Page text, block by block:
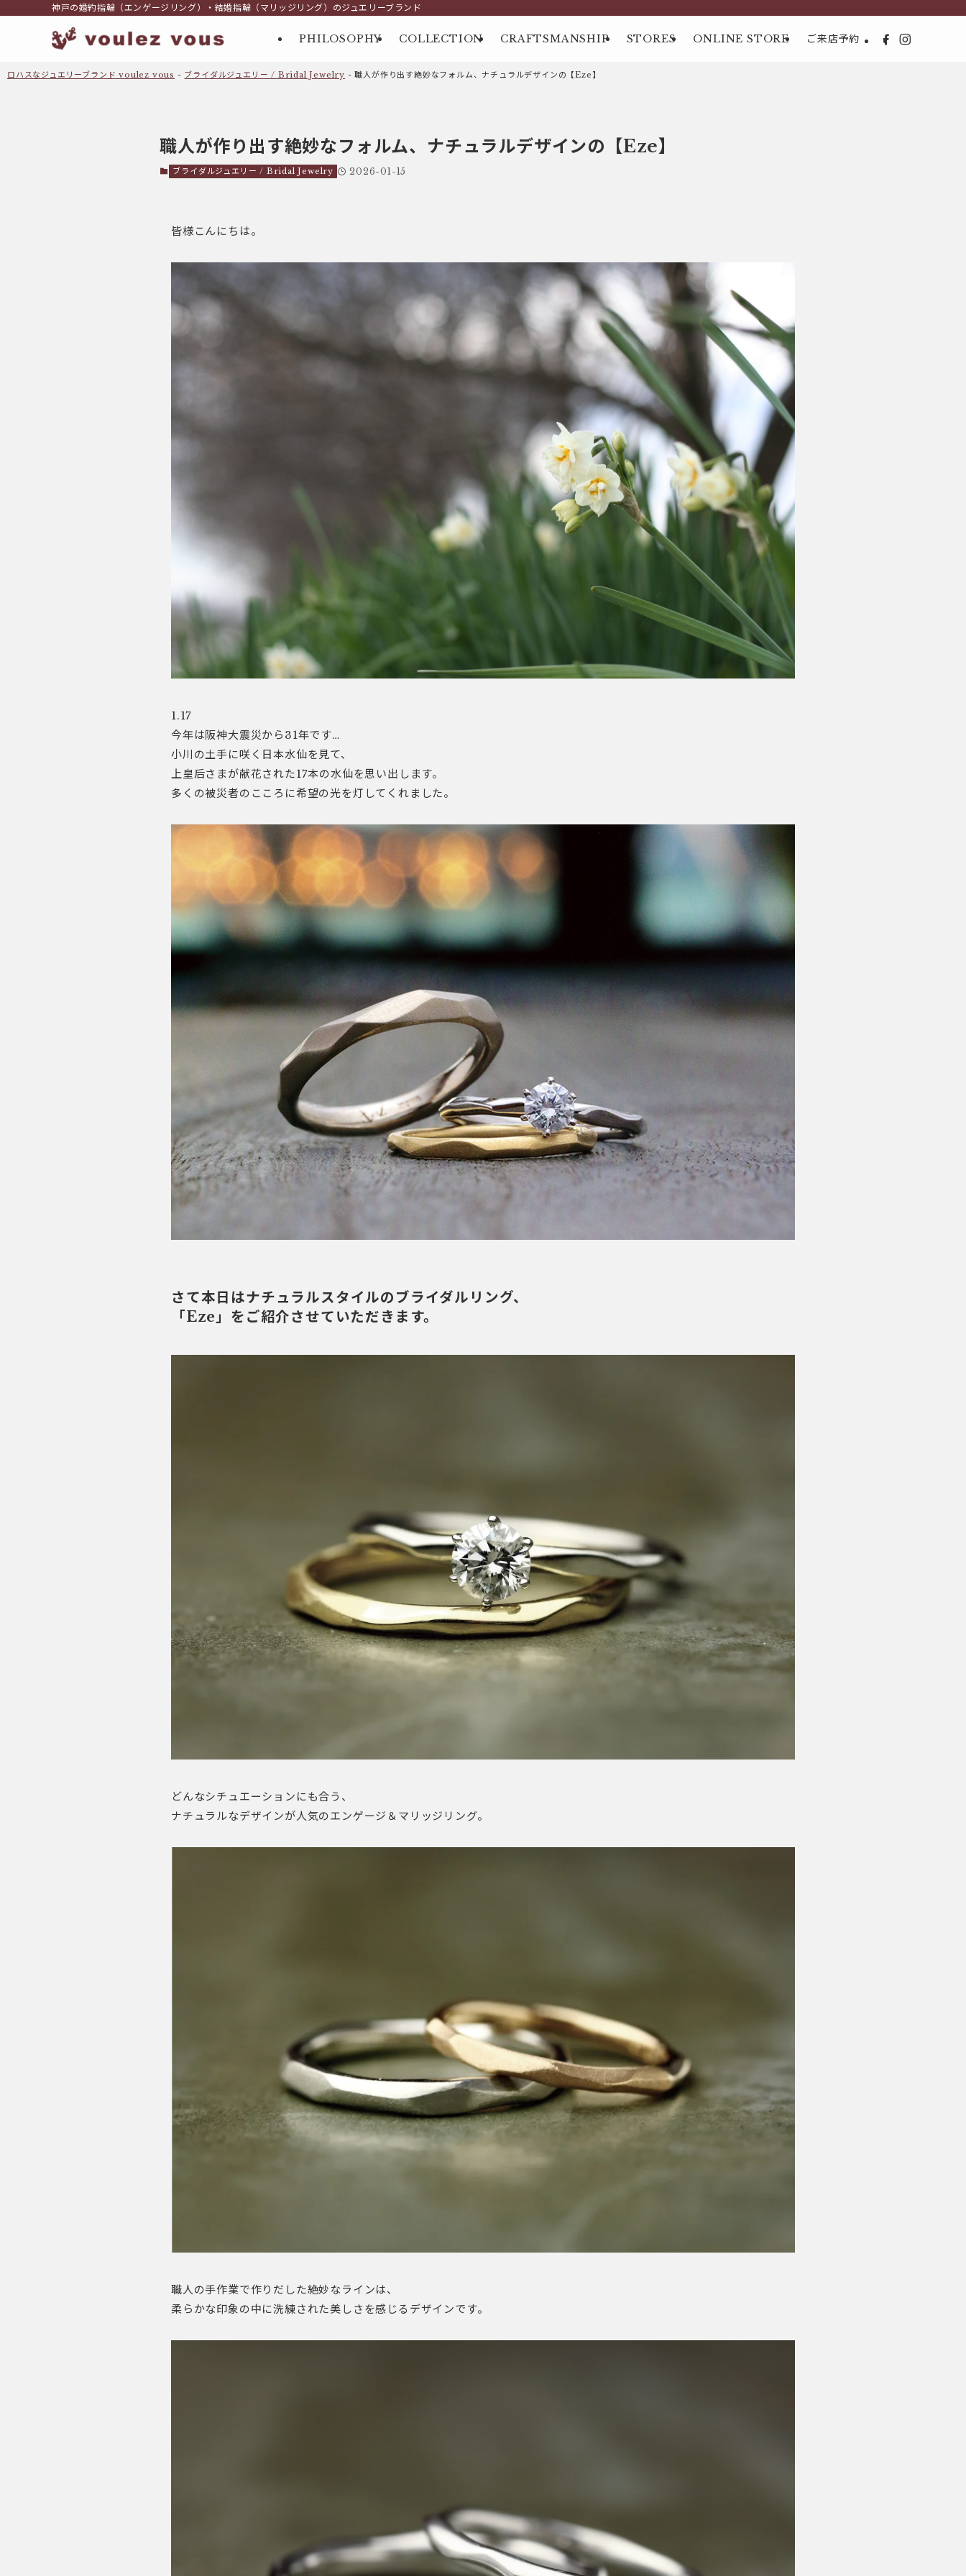
神戸の婚約指輪（エンゲージリング）・結婚指輪（マリッジリング）のジュエリーブランド
PHILOSOPHY COLLECTION CRAFTSMANSHIP STORES ONLINE STORE ご来店予約
ロハスなジュエリーブランド voulez vous - ブライダルジュエリー / Bridal Jewelry -職人が作り出す絶妙なフォルム、ナチュラルデザインの【Eze】
職人が作り出す絶妙なフォルム、ナチュラルデザインの【Eze】
ブライダルジュエリー / Bridal Jewelry 2026-01-15
皆様こんにちは。
1.17
今年は阪神大震災から31年です…
小川の土手に咲く日本水仙を見て、
上皇后さまが献花された17本の水仙を思い出します。
多くの被災者のこころに希望の光を灯してくれました。
さて本日はナチュラルスタイルのブライダルリング、
「Eze」をご紹介させていただきます。
どんなシチュエーションにも合う、
ナチュラルなデザインが人気のエンゲージ＆マリッジリング。
職人の手作業で作りだした絶妙なラインは、
柔らかな印象の中に洗練された美しさを感じるデザインです。